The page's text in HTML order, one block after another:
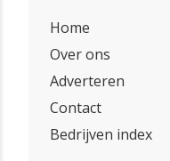
Home
Over ons
Adverteren
Contact
Bedrijven index